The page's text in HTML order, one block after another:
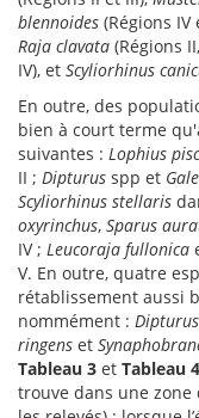
blennoides (Régions IV
Raja clavata (Régions
IV), et Scyliorhinus
En outre, des
bien à court terme
suivantes : Lophius
II ; Dipturus spp et
Scyliorhinus stellaris
oxyrinchus, Sparus
IV ; Leucoraja fullonica
V. En outre, quatre
rétablissement aussi
nommément :
ringens et
Tableau 3 et Tableau 4
trouve dans une zone